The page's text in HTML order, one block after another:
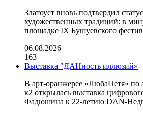
Златоуст вновь подтвердил
художественных традиций: в
площадке IX Бушуевского
06.08.2026
163
Выставка "ДАНность иллюзий»
В арт-оранжерее «ЛюбаПетя» по
к2 открылась выставка
Фадюшина к 22-летию DAN-